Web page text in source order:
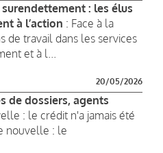
: les élus
à l’action : Face à la
de travail dans les services
et à l...
20/05/2026
de dossiers, agents
: le crédit n'a jamais été
nouvelle : le